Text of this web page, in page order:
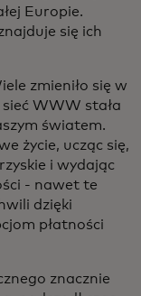
Europie.
się ich
zmieniło się w
WWW stała
światem.
życie, ucząc się,
i wydając
- nawet te
dzięki
płatności
znacznie